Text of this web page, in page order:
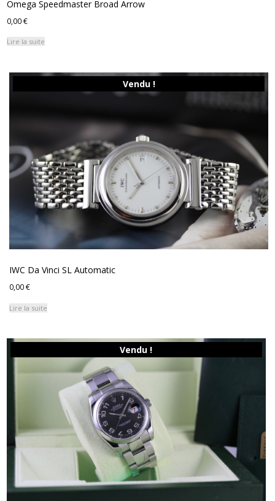
Omega Speedmaster Broad Arrow
0,00€
Lire la suite
Vendu !
IWC Da Vinci SL Automatic
0,00€
Lire la suite
Vendu !